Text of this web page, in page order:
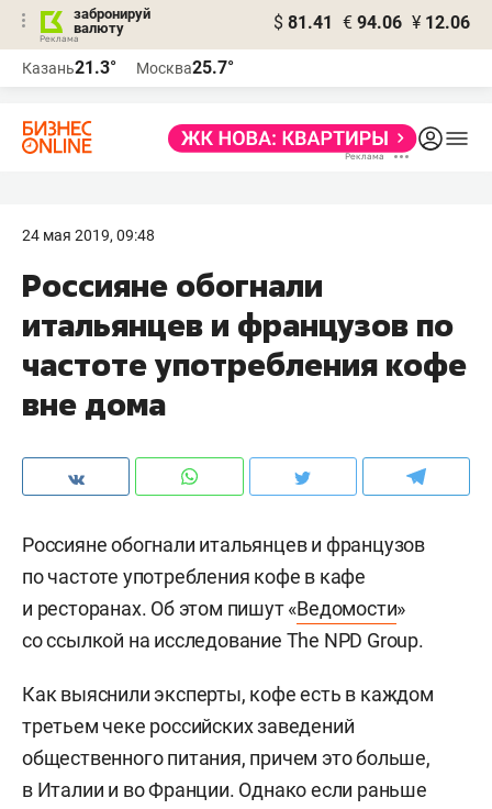
забронируй
валюту
$ 81.41 € 94.06 ¥ 12.06
Казань21.3° Москва25.7°
24 мая 2019, 09:48
Россияне обогнали
итальянцев и французов по
частоте употребления кофе
вне дома
Россияне обогнали итальянцев и французов
по частоте употребления кофе в кафе
и ресторанах. Об этом пишут «Ведомости»
со ссылкой на исследование The NPD Group.
Как выяснили эксперты, кофе есть в каждом
третьем чеке российских заведений
общественного питания, причем это больше,
в Италии и во Франции. Однако если раньше